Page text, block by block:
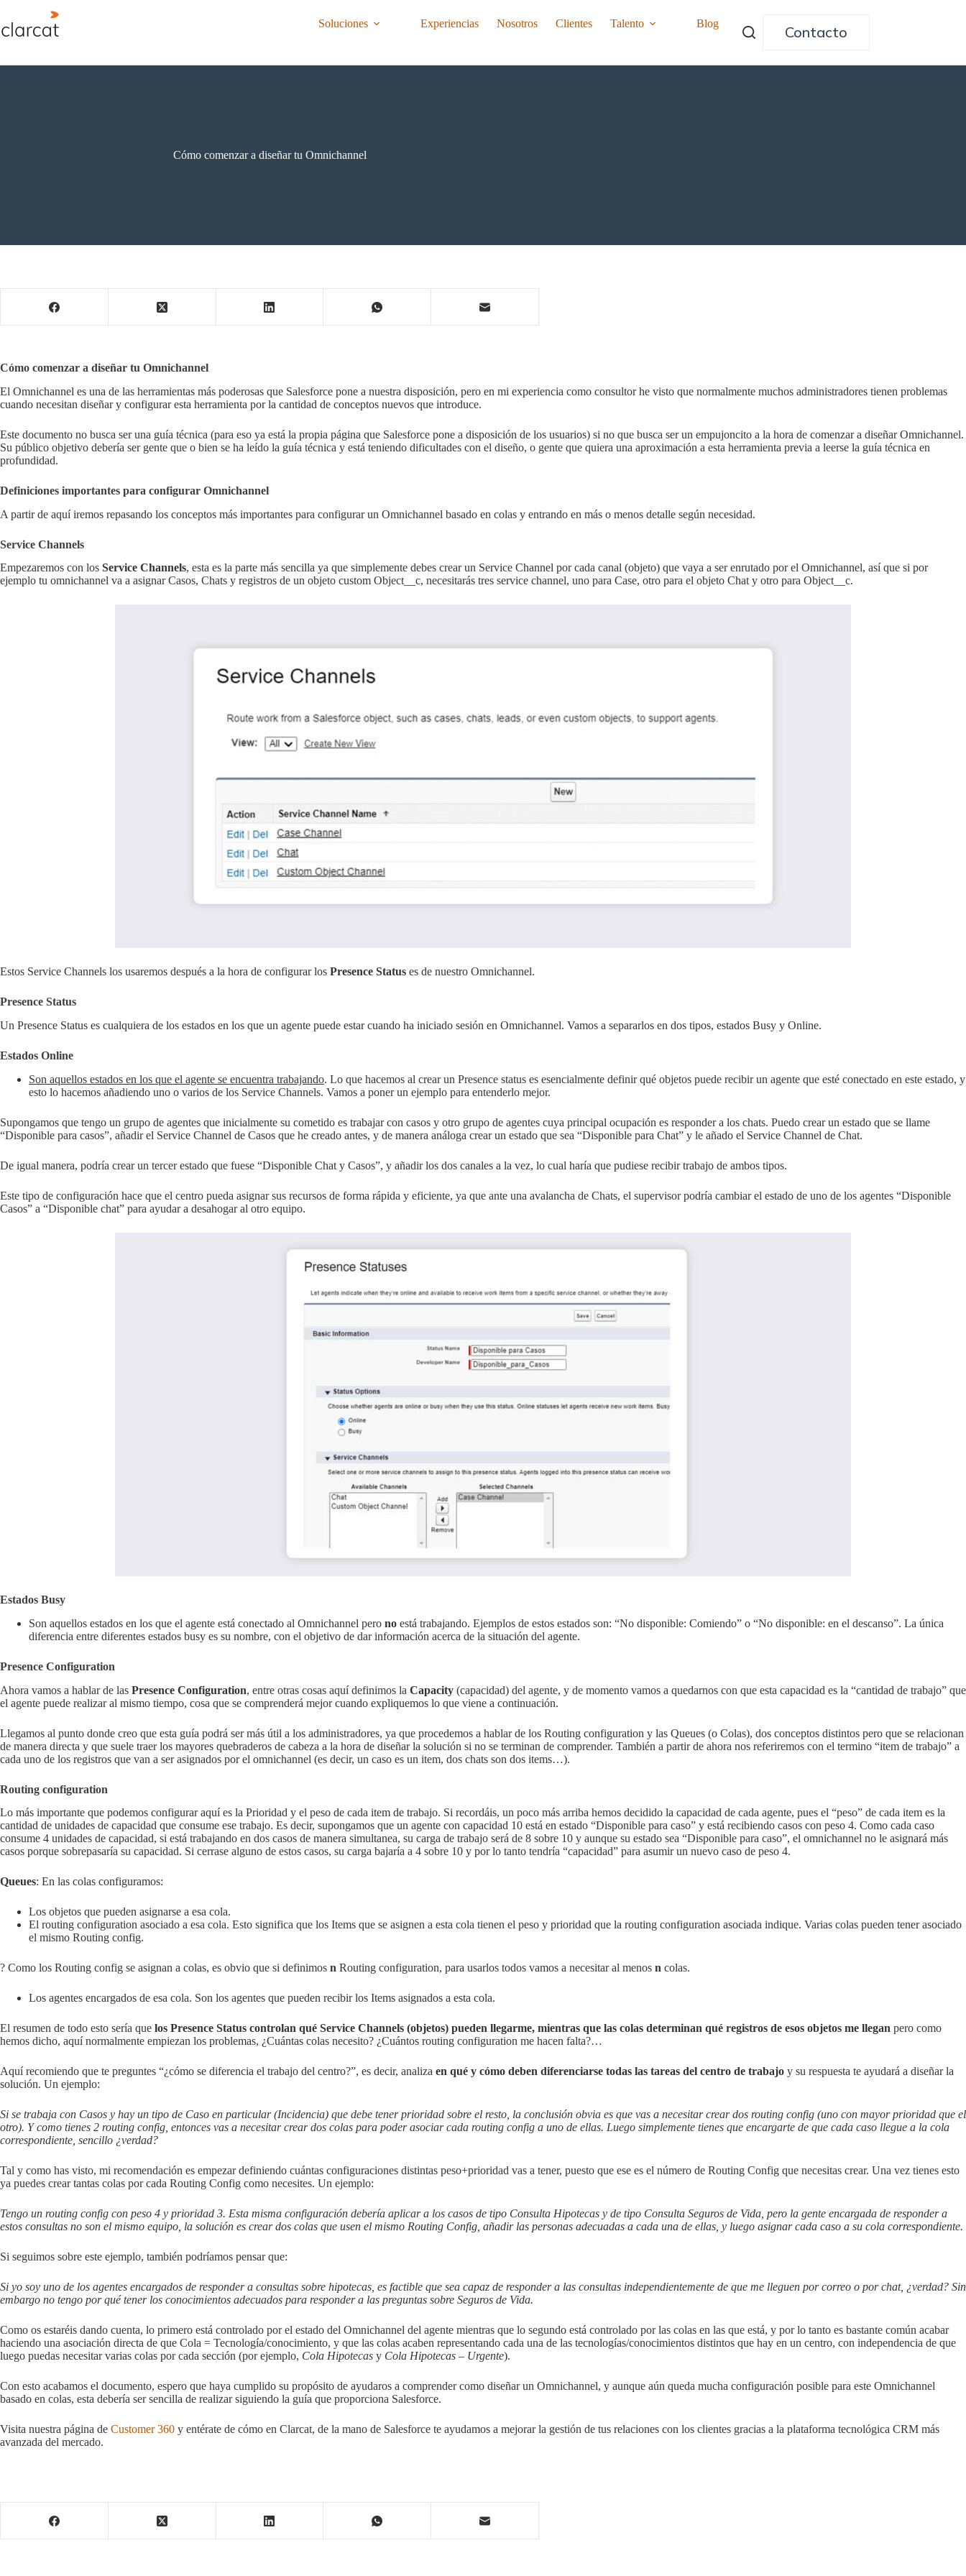
contenido
Soluciones Experiencias Nosotros Clientes Talento Blog
of
Contacto
Cómo comenzar a diseñar tu Omnichannel
Cómo comenzar a diseñar tu Omnichannel
El Omnichannel es una de las herramientas más poderosas que Salesforce pone a nuestra disposición, pero en mi experiencia como consultor he visto que normalmente muchos administradores tienen problemas
cuando necesitan diseñar y configurar esta herramienta por la cantidad de conceptos nuevos que introduce.
Este documento no busca ser una guía técnica (para eso ya está la propia página que Salesforce pone a disposición de los usuarios) si no que busca ser un empujoncito a la hora de comenzar a diseñar Omnichannel.
Su público objetivo debería ser gente que o bien se ha leído la guía técnica y está teniendo dificultades con el diseño, o gente que quiera una aproximación a esta herramienta previa a leerse la guía técnica en
profundidad.
Definiciones importantes para configurar Omnichannel
A partir de aquí iremos repasando los conceptos más importantes para configurar un Omnichannel basado en colas y entrando en más o menos detalle según necesidad.
Service Channels
Empezaremos con los Service Channels, esta es la parte más sencilla ya que simplemente debes crear un Service Channel por cada canal (objeto) que vaya a ser enrutado por el Omnichannel, así que si por
ejemplo tu omnichannel va a asignar Casos, Chats y registros de un objeto custom Object__c, necesitarás tres service channel, uno para Case, otro para el objeto Chat y otro para Object__c.
Estos Service Channels los usaremos después a la hora de configurar los Presence Status es de nuestro Omnichannel.
Presence Status
Un Presence Status es cualquiera de los estados en los que un agente puede estar cuando ha iniciado sesión en Omnichannel. Vamos a separarlos en dos tipos, estados Busy y Online.
Estados Online
Son aquellos estados en los que el agente se encuentra trabajando. Lo que hacemos al crear un Presence status es esencialmente definir qué objetos puede recibir un agente que esté conectado en este estado, y
esto lo hacemos añadiendo uno o varios de los Service Channels. Vamos a poner un ejemplo para entenderlo mejor.
Supongamos que tengo un grupo de agentes que inicialmente su cometido es trabajar con casos y otro grupo de agentes cuya principal ocupación es responder a los chats. Puedo crear un estado que se llame
“Disponible para casos”, añadir el Service Channel de Casos que he creado antes, y de manera análoga crear un estado que sea “Disponible para Chat” y le añado el Service Channel de Chat.
De igual manera, podría crear un tercer estado que fuese “Disponible Chat y Casos”, y añadir los dos canales a la vez, lo cual haría que pudiese recibir trabajo de ambos tipos.
Este tipo de configuración hace que el centro pueda asignar sus recursos de forma rápida y eficiente, ya que ante una avalancha de Chats, el supervisor podría cambiar el estado de uno de los agentes “Disponible
Casos” a “Disponible chat” para ayudar a desahogar al otro equipo.
Estados Busy
Son aquellos estados en los que el agente está conectado al Omnichannel pero no está trabajando. Ejemplos de estos estados son: “No disponible: Comiendo” o “No disponible: en el descanso”. La única
diferencia entre diferentes estados busy es su nombre, con el objetivo de dar información acerca de la situación del agente.
Presence Configuration
Ahora vamos a hablar de las Presence Configuration, entre otras cosas aquí definimos la Capacity (capacidad) del agente, y de momento vamos a quedarnos con que esta capacidad es la “cantidad de trabajo” que
el agente puede realizar al mismo tiempo, cosa que se comprenderá mejor cuando expliquemos lo que viene a continuación.
Llegamos al punto donde creo que esta guía podrá ser más útil a los administradores, ya que procedemos a hablar de los Routing configuration y las Queues (o Colas), dos conceptos distintos pero que se relacionan
de manera directa y que suele traer los mayores quebraderos de cabeza a la hora de diseñar la solución si no se terminan de comprender. También a partir de ahora nos referiremos con el termino “item de trabajo” a
cada uno de los registros que van a ser asignados por el omnichannel (es decir, un caso es un item, dos chats son dos items…).
Routing configuration
Lo más importante que podemos configurar aquí es la Prioridad y el peso de cada item de trabajo. Si recordáis, un poco más arriba hemos decidido la capacidad de cada agente, pues el “peso” de cada item es la
cantidad de unidades de capacidad que consume ese trabajo. Es decir, supongamos que un agente con capacidad 10 está en estado “Disponible para caso” y está recibiendo casos con peso 4. Como cada caso
consume 4 unidades de capacidad, si está trabajando en dos casos de manera simultanea, su carga de trabajo será de 8 sobre 10 y aunque su estado sea “Disponible para caso”, el omnichannel no le asignará más
casos porque sobrepasaría su capacidad. Si cerrase alguno de estos casos, su carga bajaría a 4 sobre 10 y por lo tanto tendría “capacidad” para asumir un nuevo caso de peso 4.
Queues: En las colas configuramos:
Los objetos que pueden asignarse a esa cola.
El routing configuration asociado a esa cola. Esto significa que los Items que se asignen a esta cola tienen el peso y prioridad que la routing configuration asociada indique. Varias colas pueden tener asociado
el mismo Routing config.
? Como los Routing config se asignan a colas, es obvio que si definimos n Routing configuration, para usarlos todos vamos a necesitar al menos n colas.
Los agentes encargados de esa cola. Son los agentes que pueden recibir los Items asignados a esta cola.
El resumen de todo esto sería que los Presence Status controlan qué Service Channels (objetos) pueden llegarme, mientras que las colas determinan qué registros de esos objetos me llegan pero como
hemos dicho, aquí normalmente empiezan los problemas, ¿Cuántas colas necesito? ¿Cuántos routing configuration me hacen falta?…
Aquí recomiendo que te preguntes “¿cómo se diferencia el trabajo del centro?”, es decir, analiza en qué y cómo deben diferenciarse todas las tareas del centro de trabajo y su respuesta te ayudará a diseñar la
solución. Un ejemplo:
Si se trabaja con Casos y hay un tipo de Caso en particular (Incidencia) que debe tener prioridad sobre el resto, la conclusión obvia es que vas a necesitar crear dos routing config (uno con mayor prioridad que el
otro). Y como tienes 2 routing config, entonces vas a necesitar crear dos colas para poder asociar cada routing config a uno de ellas. Luego simplemente tienes que encargarte de que cada caso llegue a la cola
correspondiente, sencillo ¿verdad?
Tal y como has visto, mi recomendación es empezar definiendo cuántas configuraciones distintas peso+prioridad vas a tener, puesto que ese es el número de Routing Config que necesitas crear. Una vez tienes esto
ya puedes crear tantas colas por cada Routing Config como necesites. Un ejemplo:
Tengo un routing config con peso 4 y prioridad 3. Esta misma configuración debería aplicar a los casos de tipo Consulta Hipotecas y de tipo Consulta Seguros de Vida, pero la gente encargada de responder a
estos consultas no son el mismo equipo, la solución es crear dos colas que usen el mismo Routing Config, añadir las personas adecuadas a cada una de ellas, y luego asignar cada caso a su cola correspondiente.
Si seguimos sobre este ejemplo, también podríamos pensar que:
Si yo soy uno de los agentes encargados de responder a consultas sobre hipotecas, es factible que sea capaz de responder a las consultas independientemente de que me lleguen por correo o por chat, ¿verdad? Sin
embargo no tengo por qué tener los conocimientos adecuados para responder a las preguntas sobre Seguros de Vida.
Como os estaréis dando cuenta, lo primero está controlado por el estado del Omnichannel del agente mientras que lo segundo está controlado por las colas en las que está, y por lo tanto es bastante común acabar
haciendo una asociación directa de que Cola = Tecnología/conocimiento, y que las colas acaben representando cada una de las tecnologías/conocimientos distintos que hay en un centro, con independencia de que
luego puedas necesitar varias colas por cada sección (por ejemplo, Cola Hipotecas y Cola Hipotecas – Urgente).
Con esto acabamos el documento, espero que haya cumplido su propósito de ayudaros a comprender como diseñar un Omnichannel, y aunque aún queda mucha configuración posible para este Omnichannel
basado en colas, esta debería ser sencilla de realizar siguiendo la guía que proporciona Salesforce.
Visita nuestra página de Customer 360 y entérate de cómo en Clarcat, de la mano de Salesforce te ayudamos a mejorar la gestión de tus relaciones con los clientes gracias a la plataforma tecnológica CRM más
avanzada del mercado.